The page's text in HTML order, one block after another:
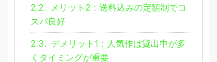
2.2.
メリット2：送料込みの定額制でコ
スパ良好
2.3. デメリット1：人気作は貸出中が多
くタイミングが重要